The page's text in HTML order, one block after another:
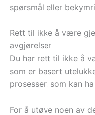
spørsmål eller
Rett til ikke å være
avgjørelser
Du har rett til ikke å
som er basert
prosesser, som kan
For å utøve noen av